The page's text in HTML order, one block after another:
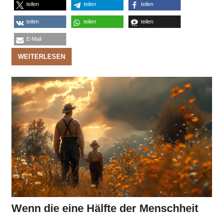
teilen teilen teilen
teilen teilen teilen
E-Mail
WEITERLESEN
Wenn die eine Hälfte der Menschheit